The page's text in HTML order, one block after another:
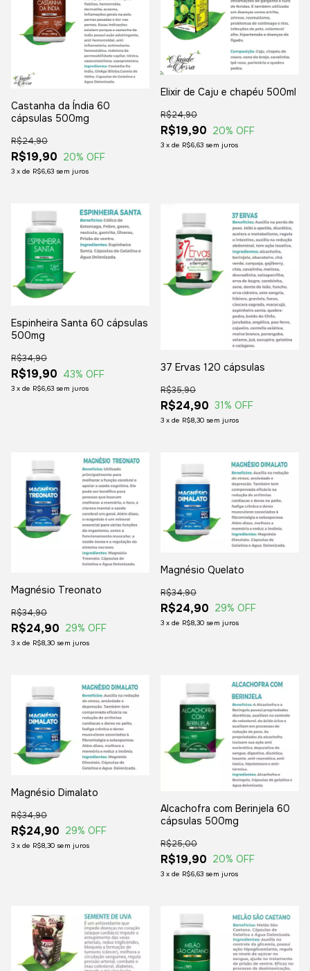
Castanha da Índia 60
cápsulas 500mg
R$19,90
R$24,90
20% OFF
3 x de R$6,63 sem juros
Elixir de Caju e chapéu 500ml
R$19,90
R$24,90
20% OFF
3 x de R$6,63 sem juros
Espinheira Santa 60 cápsulas
500mg
R$19,90
R$34,90
43% OFF
3 x de R$6,63 sem juros
37 Ervas 120 cápsulas
R$24,90
R$35,90
31% OFF
3 x de R$8,30 sem juros
Magnésio Treonato
R$24,90
R$34,90
29% OFF
3 x de R$8,30 sem juros
Magnésio Quelato
R$24,90
R$34,90
29% OFF
3 x de R$8,30 sem juros
Magnésio Dimalato
R$24,90
R$34,90
29% OFF
3 x de R$8,30 sem juros
Alcachofra com Berinjela 60
cápsulas 500mg
R$19,90
R$25,00
20% OFF
3 x de R$6,63 sem juros